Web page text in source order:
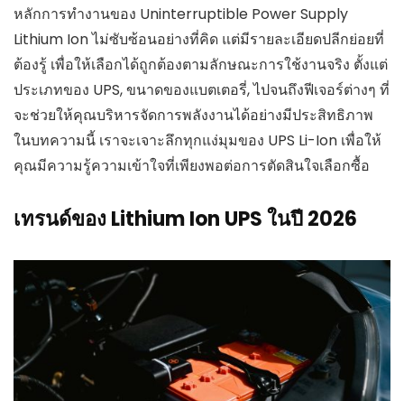
หลักการทำงานของ Uninterruptible Power Supply
Lithium Ion ไม่ซับซ้อนอย่างที่คิด แต่มีรายละเอียดปลีกย่อยที่
ต้องรู้ เพื่อให้เลือกได้ถูกต้องตามลักษณะการใช้งานจริง ตั้งแต่
ประเภทของ UPS, ขนาดของแบตเตอรี่, ไปจนถึงฟีเจอร์ต่างๆ ที่
จะช่วยให้คุณบริหารจัดการพลังงานได้อย่างมีประสิทธิภาพ
ในบทความนี้ เราจะเจาะลึกทุกแง่มุมของ UPS Li-Ion เพื่อให้
คุณมีความรู้ความเข้าใจที่เพียงพอต่อการตัดสินใจเลือกซื้อ
เทรนด์ของ Lithium Ion UPS ในปี 2026